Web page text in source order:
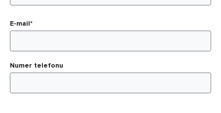
E-mail*
Numer telefonu